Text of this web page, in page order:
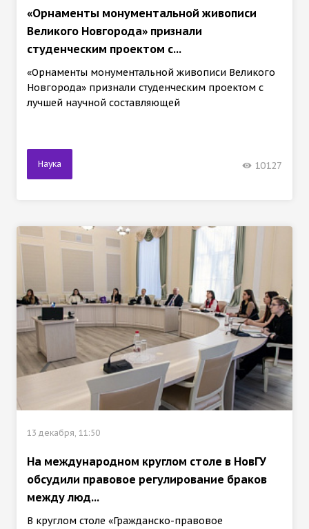
«Орнаменты монументальной живописи
Великого Новгорода» признали
студенческим проектом с...
«Орнаменты монументальной живописи Великого
Новгорода» признали студенческим проектом с
лучшей научной составляющей
Наука 10127
13 декабря, 11:50
На международном круглом столе в НовГУ
обсудили правовое регулирование браков
между люд...
В круглом столе «Гражданско-правовое